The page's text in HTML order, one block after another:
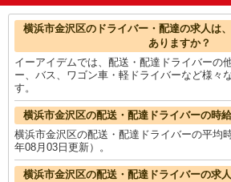
その他オフィスワーク・事務1,600円
横浜市金沢区の他の職種の平均時給を見る
横浜市金沢区のドライバー・配達の求人は
ありますか？
イーアイデムでは、配送・配達ドライバーの
ー、バス、ワゴン車・軽ドライバーなど様々
す。
横浜市金沢区の配送・配達ドライバーの時
横浜市金沢区の配送・配達ドライバーの平均
年08月03日更新）。
横浜市金沢区の配送・配達ドライバーの求